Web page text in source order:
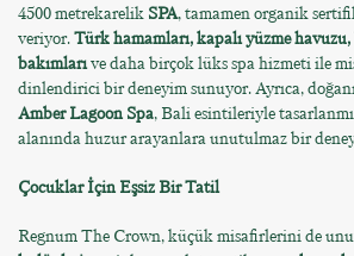
4500 metrekarelik SPA, tamamen organik
veriyor.Türk hamamları, kapalı yüzme
bakımlarıve daha birçok lüks spa hizmeti ile
dinlendirici bir deneyim sunuyor. Ayrıca,
Amber Lagoon Spa, Bali esintileriyle
alanında huzur arayanlara unutulmaz bir
Çocuklar İçin Eşsiz Bir Tatil
Regnum The Crown, küçük misafirlerini de